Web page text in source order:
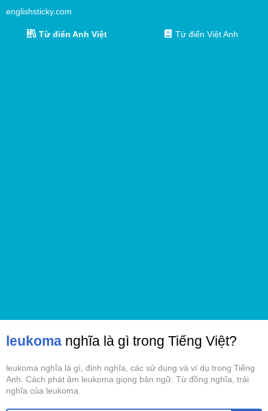
englishsticky.com
Từ điển Anh Việt Từ điển Việt Anh
leukoma nghĩa là gì trong Tiếng Việt?
leukoma nghĩa là gì, định nghĩa, các sử dụng và ví dụ trong Tiếng
Anh. Cách phát âm leukoma giọng bản ngữ. Từ đồng nghĩa, trái
nghĩa của leukoma.